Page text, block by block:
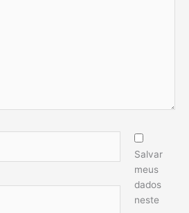
Salvar
meus
dados
neste